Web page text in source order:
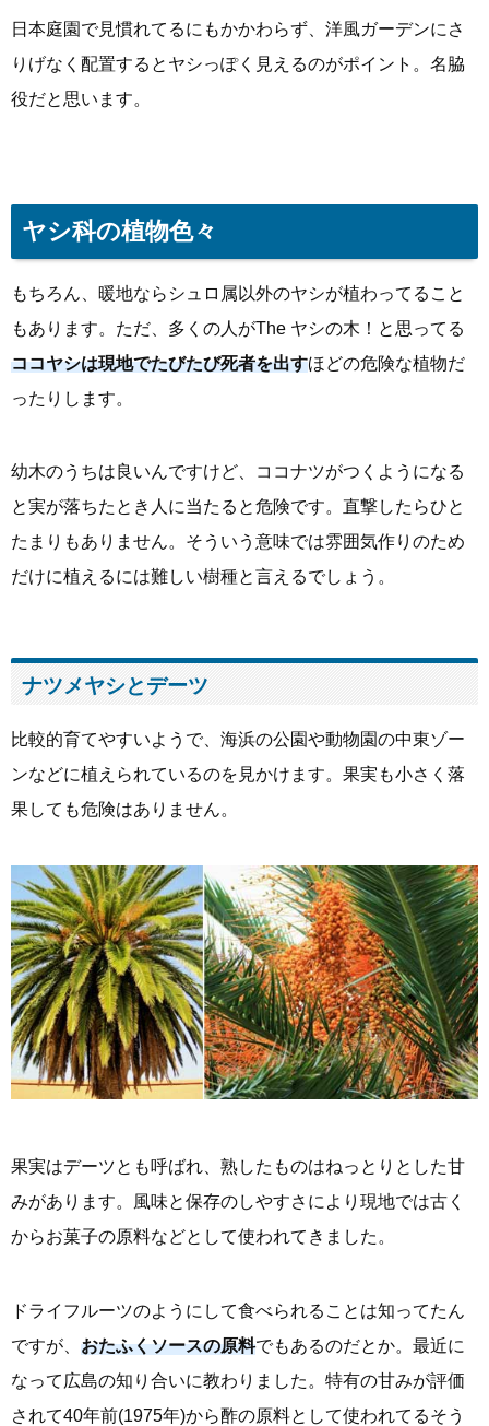
日本庭園で見慣れてるにもかかわらず、洋風ガーデンにさ
りげなく配置するとヤシっぽく見えるのがポイント。名脇
役だと思います。
ヤシ科の植物色々
もちろん、暖地ならシュロ属以外のヤシが植わってること
もあります。ただ、多くの人がThe ヤシの木！と思ってる
ココヤシは現地でたびたび死者を出すほどの危険な植物だ
ったりします。
幼木のうちは良いんですけど、ココナツがつくようになる
と実が落ちたとき人に当たると危険です。直撃したらひと
たまりもありません。そういう意味では雰囲気作りのため
だけに植えるには難しい樹種と言えるでしょう。
ナツメヤシとデーツ
比較的育てやすいようで、海浜の公園や動物園の中東ゾー
ンなどに植えられているのを見かけます。果実も小さく落
果しても危険はありません。
果実はデーツとも呼ばれ、熟したものはねっとりとした甘
みがあります。風味と保存のしやすさにより現地では古く
からお菓子の原料などとして使われてきました。
ドライフルーツのようにして食べられることは知ってたん
ですが、 おたふくソースの原料でもあるのだとか。最近に
なって広島の知り合いに教わりました。特有の甘みが評価
されて40年前(1975年)から酢の原料として使われてるそう